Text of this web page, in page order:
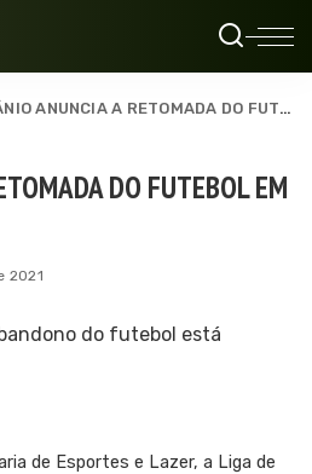
ANUNCIA A RETOMADA DO FUTEBOL EM PORTO SEGURO
DO FUTEBOL EM
2021
de Esportes e Lazer, a Liga de